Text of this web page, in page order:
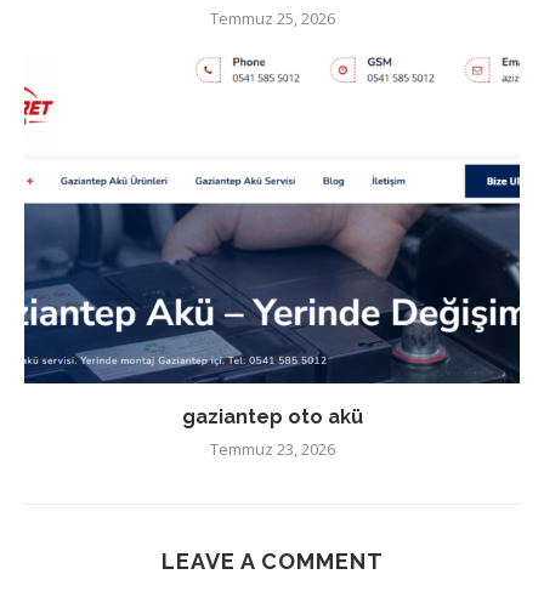
Temmuz 25, 2026
gaziantep oto akü
Temmuz 23, 2026
LEAVE A COMMENT